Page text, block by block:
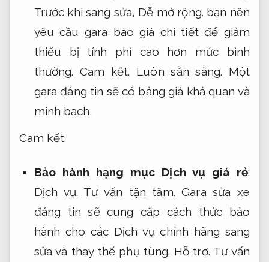
Trước khi sang sửa, Dễ mở rộng. bạn nên
yêu cầu gara báo giá chi tiết để giảm
thiểu bị tính phí cao hơn mức bình
thường.Cam kết. Luôn sẵn sàng. Một
gara đáng tin sẽ có bảng giá khả quan và
minh bạch.
Cam kết.
Bảo hành hạng mục Dịch vụ giá rẻ:
Dịch vụ. Tư vấn tận tâm. Gara sửa xe
đáng tin sẽ cung cấp cách thức bảo
hành cho các Dịch vụ chính hãng sang
sửa và thay thế phụ tùng. Hỗ trợ. Tư vấn